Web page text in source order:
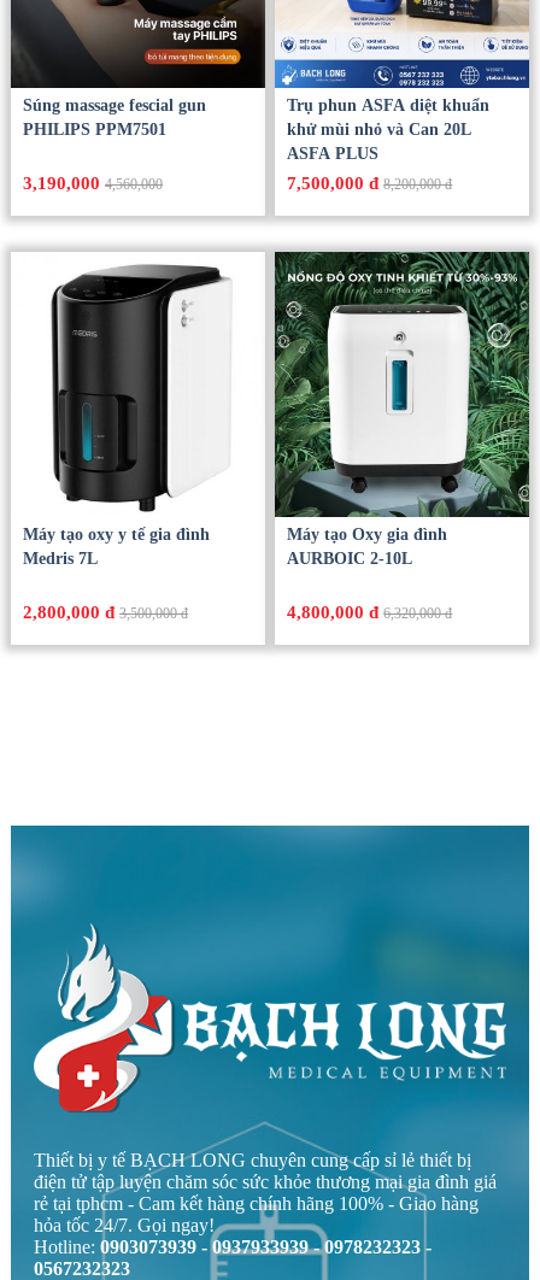
Súng massage fescial gun
PHILIPS PPM7501
3,190,0004,560,000
Trụ phun ASFA diệt khuẩn
khử mùi nhỏ và Can 20L
ASFA PLUS
7,500,000 đ 8,200,000 đ
Máy tạo oxy y tế gia đình
Medris 7L
2,800,000 đ 3,500,000 đ
Máy tạo Oxy gia đình
AURBOIC 2-10L
4,800,000 đ 6,320,000 đ
Thiết bị y tế BẠCH LONG chuyên cung cấp sỉ lẻ thiết bị
điện tử tập luyện chăm sóc sức khỏe thương mại gia đình giá
rẻ tại tphcm - Cam kết hàng chính hãng 100% - Giao hàng
hỏa tốc 24/7. Gọi ngay!
Hotline: 0903073939 - 0937933939 - 0978232323 -
0567232323